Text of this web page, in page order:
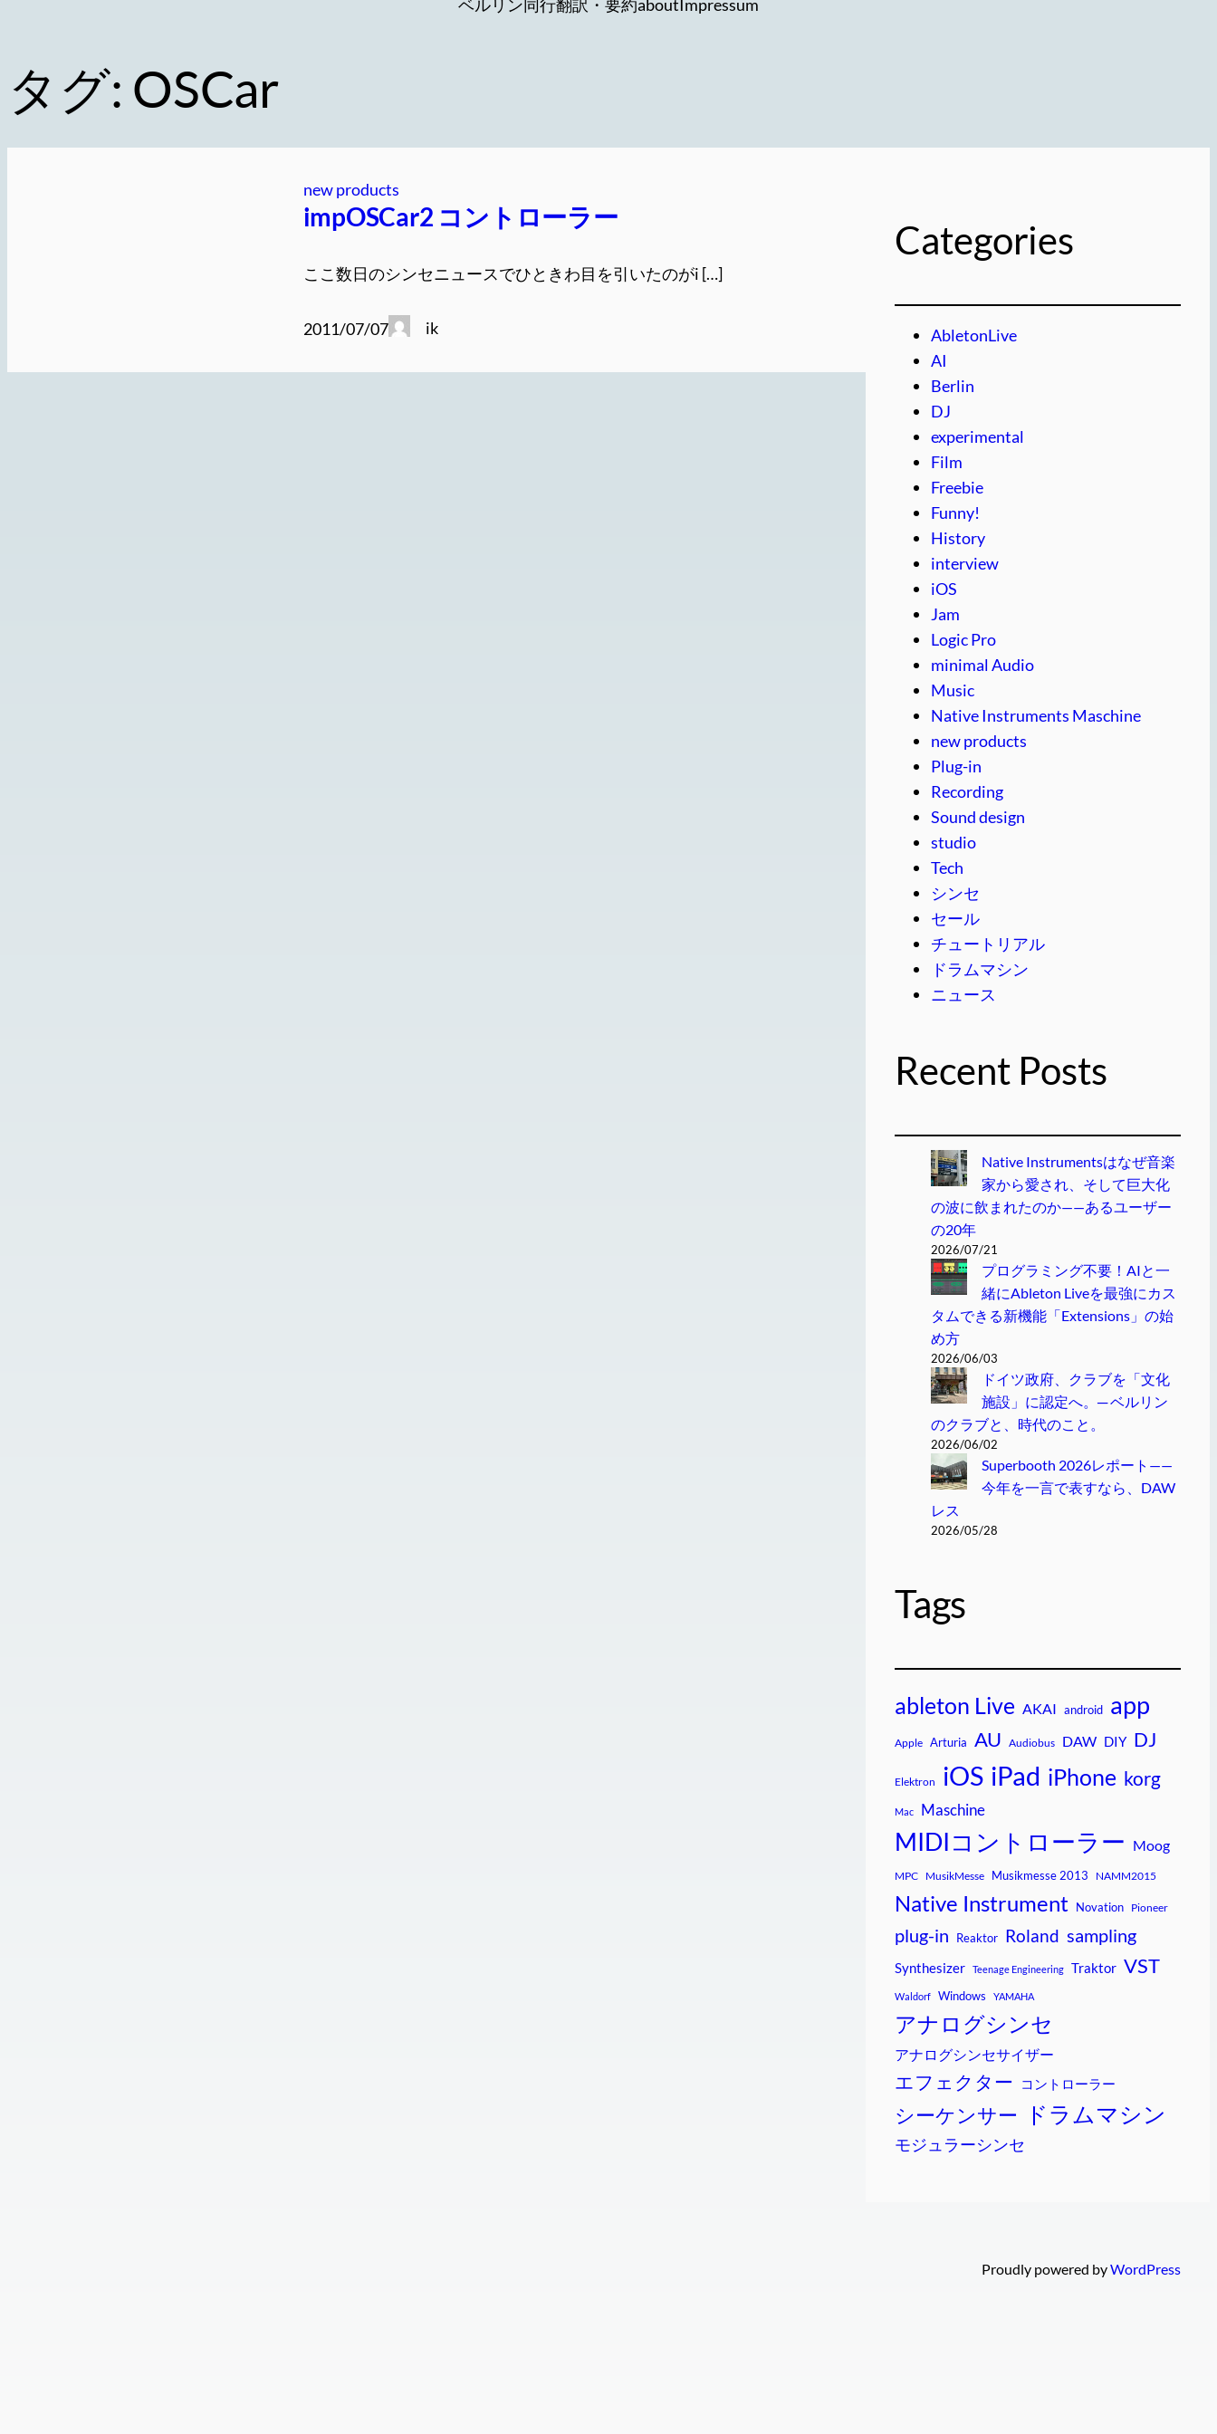
ベルリン同行翻訳・要約aboutImpressum
タグ: OSCar
new products
impOSCar2 コントローラー
ここ数日のシンセニュースでひときわ目を引いたのがi […]
2011/07/07 ik
Categories
AbletonLive
AI
Berlin
DJ
experimental
Film
Freebie
Funny!
History
interview
iOS
Jam
Logic Pro
minimal Audio
Music
Native Instruments Maschine
new products
Plug-in
Recording
Sound design
studio
Tech
シンセ
セール
チュートリアル
ドラムマシン
ニュース
Recent Posts
Native Instrumentsはなぜ音楽
家から愛され、そして巨大化
の波に飲まれたのか——あるユーザー
の20年
2026/07/21
プログラミング不要！AIと一
緒にAbleton Liveを最強にカス
タムできる新機能「Extensions」の始
め方
2026/06/03
ドイツ政府、クラブを「文化
施設」に認定へ。─ ベルリン
のクラブと、時代のこと。
2026/06/02
Superbooth 2026レポート——
今年を一言で表すなら、DAW
レス
2026/05/28
Tags
ableton Live AKAI android app
Apple Arturia AU Audiobus DAW DIY DJ
Elektron iOS iPad iPhone korg
Mac Maschine
MIDIコントローラー Moog
MPC MusikMesse Musikmesse 2013 NAMM2015
Native Instrument Novation Pioneer
plug-in Reaktor Roland sampling
Synthesizer Teenage Engineering Traktor VST
Waldorf Windows YAMAHA
アナログシンセ
アナログシンセサイザー
エフェクター コントローラー
シーケンサー ドラムマシン
モジュラーシンセ
Proudly powered byWordPress